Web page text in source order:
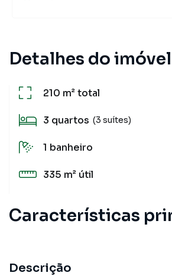
Detalhes do imóvel
210 m²total
3 quartos (3 suítes)
1 banheiro
335 m² útil
Características
Closet
Descrição